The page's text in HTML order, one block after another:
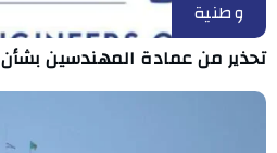
وطنية
تحذير من عمادة المهندسين بشأن